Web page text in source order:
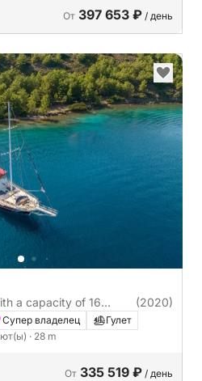
От 397 653 ₽ / день
a capacity of 16
(2020)
Супер владелец
Гулет
· 28 m
От 335 519 ₽ / день